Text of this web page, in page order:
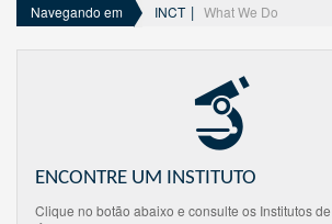
Navegando em INCT What We Do
ENCONTRE UM INSTITUTO
Clique no botão abaixo e consulte os Institutos